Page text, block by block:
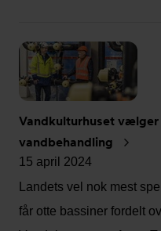
Vandkulturhuset
vandbehandling
15 april 2024
Landets vel nok mest
får otte bassiner fordelt